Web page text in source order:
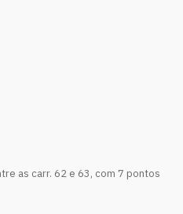
as carr. 62 e 63, com 7 pontos